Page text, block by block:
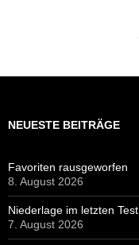
NEUESTE BEITRÄGE
Favoriten rausgeworfen
8. August 2026
Niederlage im letzten Test
7. August 2026